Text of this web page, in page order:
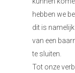
hebben we
dit is
van een
te sluiten.
Tot onze